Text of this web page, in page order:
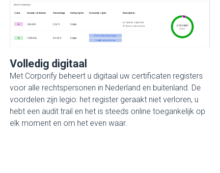
Volledig digitaal
Met Corporify beheert u digitaal uw certificaten registers
voor alle rechtspersonen in Nederland en buitenland. De
voordelen zijn legio: het register geraakt niet verloren, u
hebt een audit trail en het is steeds online toegankelijk op
elk moment en om het even waar.